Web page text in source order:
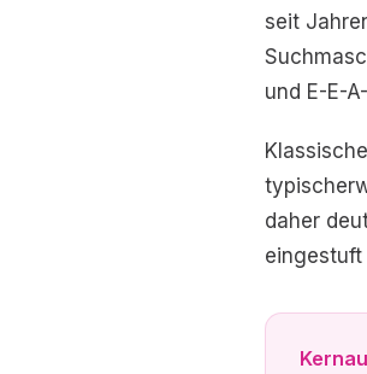
seit
und E-E-
daher
eingestuft